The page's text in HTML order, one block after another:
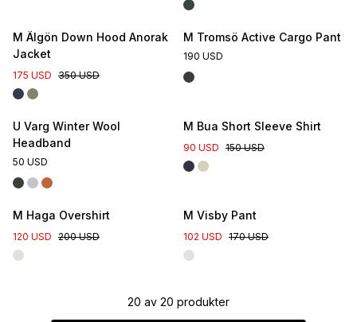
M Älgön Down Hood Anorak
Jacket
175 USD 350 USD
M Tromsö Active Cargo Pant
190 USD
U Varg Winter Wool
Headband
50 USD
M Bua Short Sleeve Shirt
90 USD 150 USD
M Haga Overshirt
120 USD 200 USD
M Visby Pant
102 USD 170 USD
20 av 20 produkter